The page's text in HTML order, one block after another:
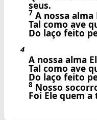
seus.
7 A nossa
Tal como ave
Do laço feito
4
A nossa alma
Tal como ave
Do laço feito
8 Nosso
Foi Ele quem